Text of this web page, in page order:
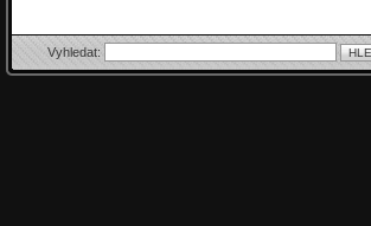
Vyhledat: